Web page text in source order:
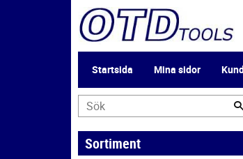
Startsida Mina sidor
Sortiment